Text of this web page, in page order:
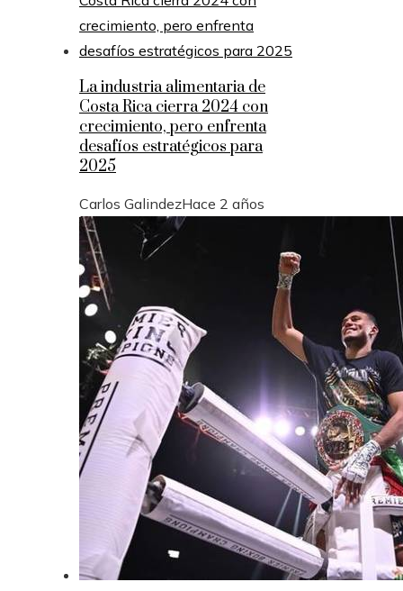
La industria alimentaria de
Costa Rica cierra 2024 con
crecimiento, pero enfrenta
desafíos estratégicos para
2025
Carlos GalindezHace 2 años